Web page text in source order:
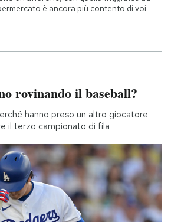
è ancora più contento di voi
rovinando il baseball?
hanno preso un altro giocatore
il terzo campionato di fila